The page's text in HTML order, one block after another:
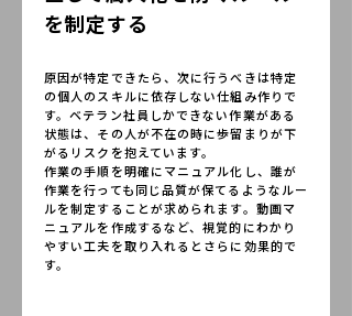
を制定する
原因が特定できたら、次に行うべきは特定
の個人のスキルに依存しない仕組み作りで
す。ベテラン社員しかできない作業がある
状態は、その人が不在の時に歩留まりが下
がるリスクを抱えています。
作業の手順を明確にマニュアル化し、誰が
作業を行っても同じ品質が保てるようなルー
ルを制定することが求められます。動画マ
ニュアルを作成するなど、視覚的にわかり
やすい工夫を取り入れるとさらに効果的で
す。